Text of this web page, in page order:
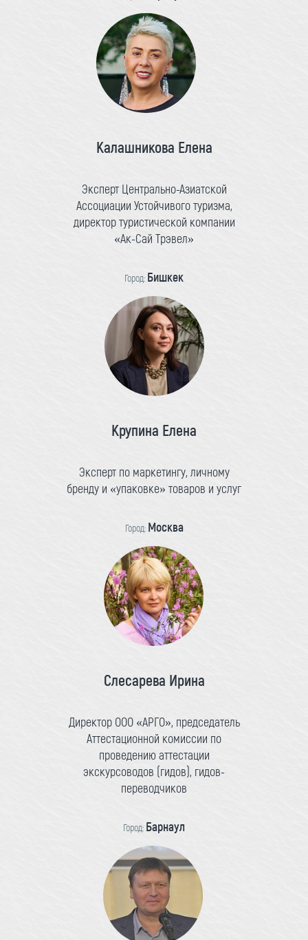
Калашникова Елена
Эксперт Центрально-Азиатской
Ассоциации Устойчивого туризма,
директор туристической компании
«Ак-Сай Трэвел»
Город: Бишкек
Крупина Елена
Эксперт по маркетингу, личному
бренду и «упаковке» товаров и услуг
Город: Москва
Слесарева Ирина
Директор ООО «АРГО», председатель
Аттестационной комиссии по
проведению аттестации
экскурсоводов (гидов), гидов-
переводчиков
Город: Барнаул